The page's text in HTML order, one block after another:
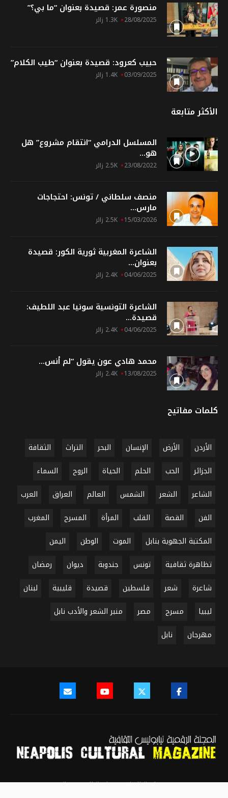
منصورة عمر: قصيدة بعنوان “ما بي؟”
28/08/2025 1.3K زائر
حبيب كعرود: قصيدة بعنوان “طيب الكلام”
03/09/2025 1.4K زائر
الأكثر متابعة
المسلسل الدرامي “انتقام مشروع” هل
هو...
23/08/2022 2.5K زائر
منصف سلطاني / تونس: احتجاجات
مارس...
15/03/2026 2.5K زائر
الشاعرة المغربية ثورية الكور: قصيدة
بعنوان...
04/06/2025 2.4K زائر
الشاعرة التونسية سونيا عبد اللطيف:
قصيدة...
04/06/2025 2.4K زائر
محمد هادي عون يقول “لم أنس...
13/08/2025 2.4K زائر
كلمات مفاتيح
الأردن الأرض الإنسان البحر التراث
الثقافة
الجزائر
الحب الحلم الحياة الروح
السماء
الشاعر
الشعر الشمس العالم العراق
العرب
الفن
القصة القلب المرأة المسرح
المغرب
المكتبة الجهوية بنابل
الموت الوطن
اليمن
تظاهرة ثقافية
تونس جندوبة ديوان
رمضان
شاعرة
شعر فلسطين قصيدة قليبية
لبنان
ليبيا
مسرح مصر
منبر الشعر والأدب نابل
مهرجان
نابل
سياسة النشر سياسة الخصوصية